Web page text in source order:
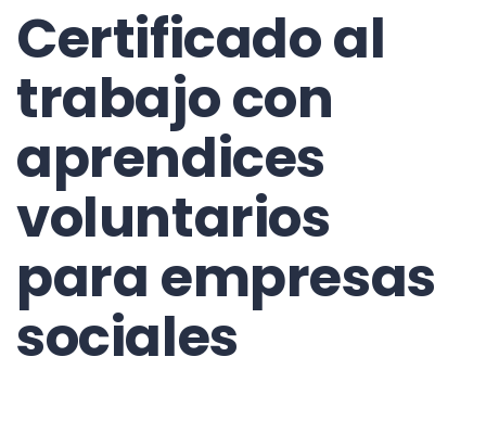
Certificado al
trabajo con
aprendices
voluntarios
para empresas
sociales